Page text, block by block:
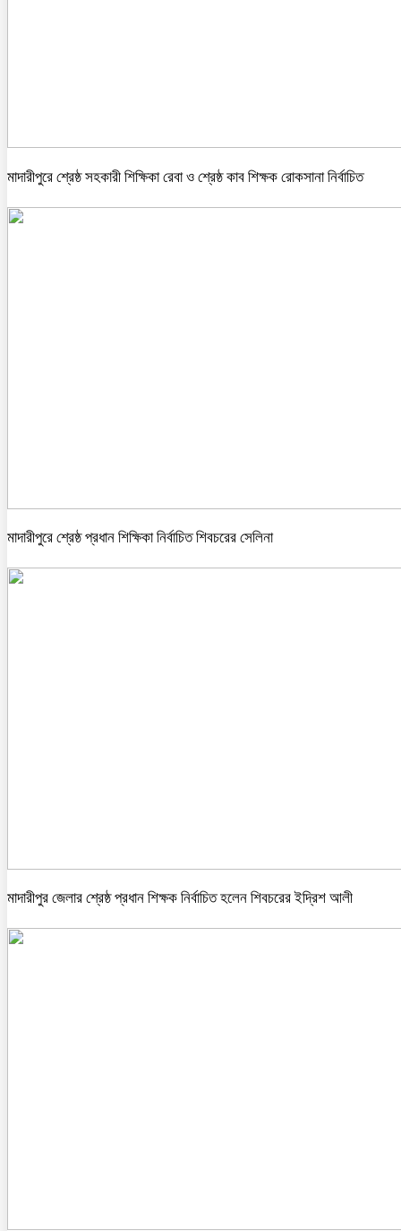
মাদারীপুরে শ্রেষ্ঠ সহকারী শিক্ষিকা রেবা ও শ্রেষ্ঠ কাব শিক্ষক রোকসানা নির্বাচিত
মাদারীপুরে শ্রেষ্ঠ প্রধান শিক্ষিকা নির্বাচিত শিবচরের সেলিনা
মাদারীপুর জেলার শ্রেষ্ঠ প্রধান শিক্ষক নির্বাচিত হলেন শিবচরের ইদ্রিশ আলী